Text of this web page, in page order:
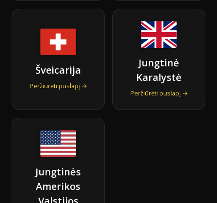
Šveicarija
Peržiūrėti puslapį →
Jungtinė
Karalystė
Peržiūrėti puslapį →
Jungtinės
Amerikos